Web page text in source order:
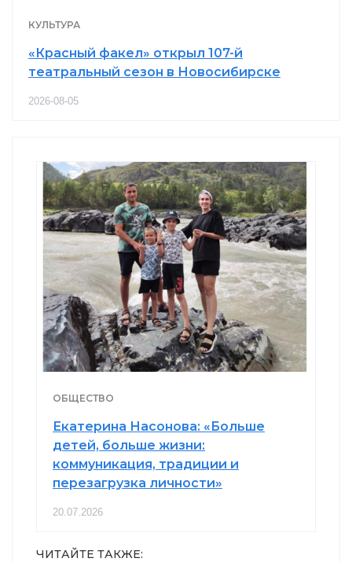
КУЛЬТУРА
«Красный факел» открыл 107-й
театральный сезон в Новосибирске
2026-08-05
ОБЩЕСТВО
Екатерина Насонова: «Больше
детей, больше жизни:
коммуникация, традиции и
перезагрузка личности»
20.07.2026
ЧИТАЙТЕ ТАКЖЕ: